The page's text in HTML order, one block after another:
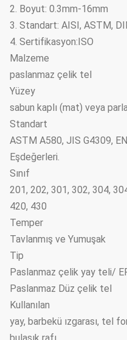
2. Boyut: 0.3mm-16mm
3. Standart: AISI, ASTM,
4. Sertifikasyon:ISO
Malzeme
paslanmaz çelik tel
Yüzey
sabun kaplı (mat) veya
Standart
ASTM A580, JIS G4309,
Eşdeğerleri.
Sınıf
201, 202, 301, 302, 304,
420, 430
Temper
Tavlanmış ve Yumuşak
Tip
Paslanmaz çelik yay teli/
Paslanmaz Düz çelik tel
Kullanılan
yay, barbekü ızgarası, tel